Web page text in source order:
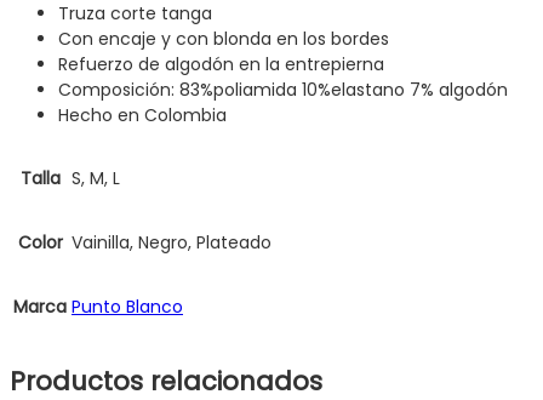
Truza corte tanga
Con encaje y con blonda en los bordes
Refuerzo de algodón en la entrepierna
Composición: 83%poliamida 10%elastano 7% algodón
Hecho en Colombia
Talla S, M, L
Color Vainilla, Negro, Plateado
Marca Punto Blanco
Productos relacionados